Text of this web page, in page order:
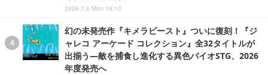
2026.7.6 Mon 19:10
幻の未発売作『キメラビースト』ついに復刻！『ジ
ャレコ アーケード コレクション』全32タイトルが
出揃う―敵を捕食し進化する異色バイオSTG、2026
年度発売へ